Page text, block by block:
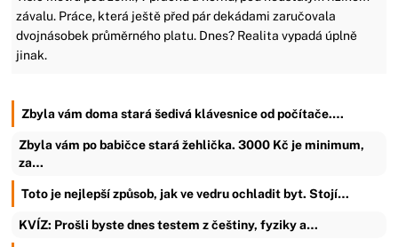
závalu. Práce, která ještě před pár dekádami zaručovala
dvojnásobek průměrného platu. Dnes? Realita vypadá úplně
jinak.
Zbyla vám doma stará šedivá klávesnice od počítače.…
Zbyla vám po babičce stará žehlička. 3000 Kč je minimum,
za…
Toto je nejlepší způsob, jak ve vedru ochladit byt. Stojí…
KVÍZ: Prošli byste dnes testem z češtiny, fyziky a…